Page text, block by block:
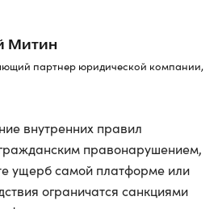
Митин
партнер юридической компании,
внутренних правил
правонарушением,
ущерб самой платформе или
ограничатся санкциями